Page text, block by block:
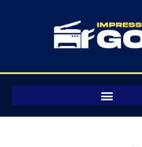
conteúdo